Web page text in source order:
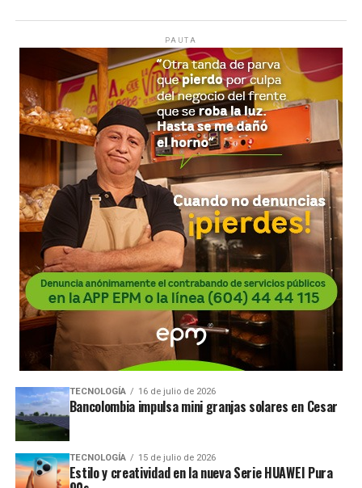
PAUTA
TECNOLOGÍA 16 de julio de 2026
Bancolombia impulsa mini granjas solares en Cesar
TECNOLOGÍA 15 de julio de 2026
Estilo y creatividad en la nueva Serie HUAWEI Pura